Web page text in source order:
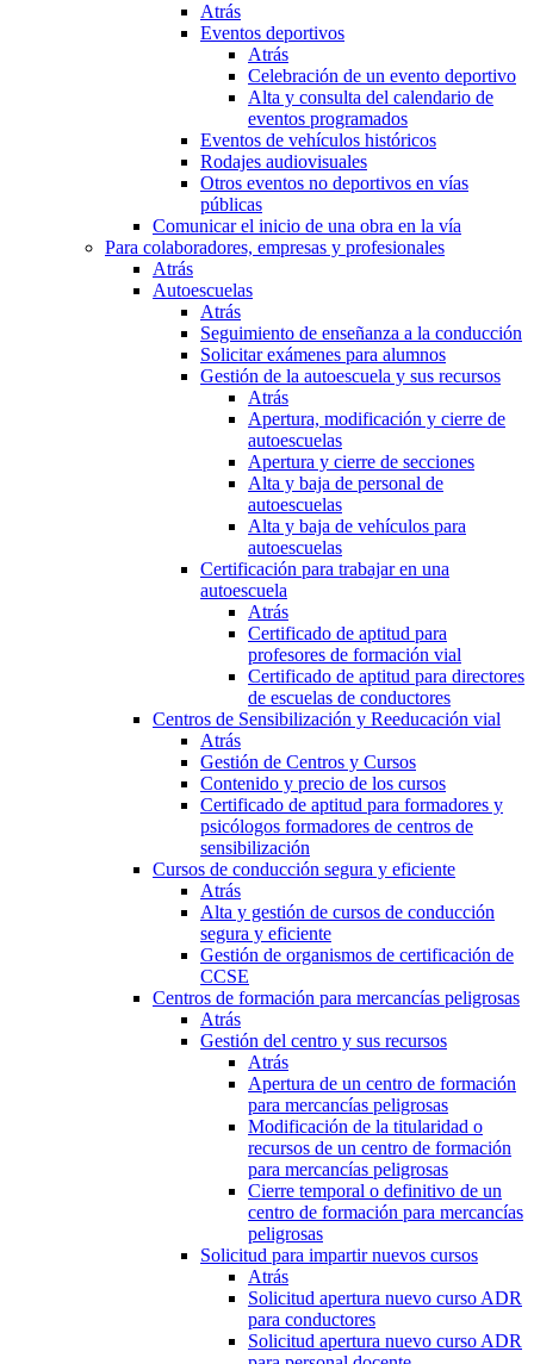
Atrás
Eventos deportivos
Atrás
Celebración de un evento deportivo
Alta y consulta del calendario de
eventos programados
Eventos de vehículos históricos
Rodajes audiovisuales
Otros eventos no deportivos en vías
públicas
Comunicar el inicio de una obra en la vía
Para colaboradores, empresas y profesionales
Atrás
Autoescuelas
Atrás
Seguimiento de enseñanza a la conducción
Solicitar exámenes para alumnos
Gestión de la autoescuela y sus recursos
Atrás
Apertura, modificación y cierre de
autoescuelas
Apertura y cierre de secciones
Alta y baja de personal de
autoescuelas
Alta y baja de vehículos para
autoescuelas
Certificación para trabajar en una
autoescuela
Atrás
Certificado de aptitud para
profesores de formación vial
Certificado de aptitud para directores
de escuelas de conductores
Centros de Sensibilización y Reeducación vial
Atrás
Gestión de Centros y Cursos
Contenido y precio de los cursos
Certificado de aptitud para formadores y
psicólogos formadores de centros de
sensibilización
Cursos de conducción segura y eficiente
Atrás
Alta y gestión de cursos de conducción
segura y eficiente
Gestión de organismos de certificación de
CCSE
Centros de formación para mercancías peligrosas
Atrás
Gestión del centro y sus recursos
Atrás
Apertura de un centro de formación
para mercancías peligrosas
Modificación de la titularidad o
recursos de un centro de formación
para mercancías peligrosas
Cierre temporal o definitivo de un
centro de formación para mercancías
peligrosas
Solicitud para impartir nuevos cursos
Atrás
Solicitud apertura nuevo curso ADR
para conductores
Solicitud apertura nuevo curso ADR